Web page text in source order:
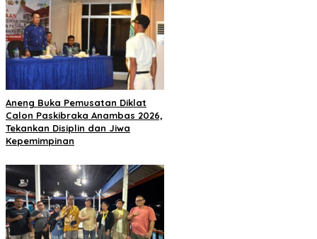
Aneng Buka Pemusatan Diklat
Calon Paskibraka Anambas 2026,
Tekankan Disiplin dan Jiwa
Kepemimpinan